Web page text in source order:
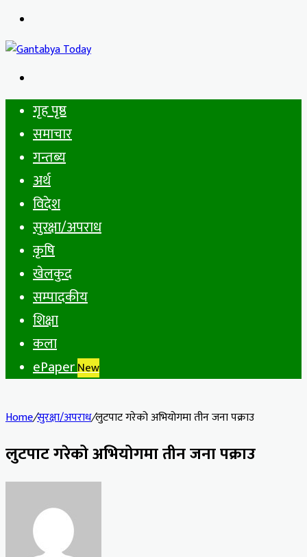
for
गृह पृष्ठ
समाचार
गन्तब्य
अर्थ
विदेश
सुरक्षा/अपराध
कृषि
खेलकुद
सम्पादकीय
शिक्षा
कला
ePaperNew
Home/सुरक्षा/अपराध/लुटपाट गरेको अभियोगमा तीन जना पक्राउ
लुटपाट गरेको अभियोगमा तीन जना पक्राउ